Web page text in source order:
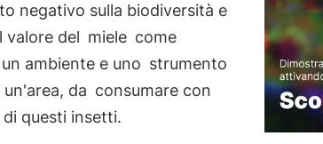
negativo sulla biodiversità e
valore del miele come
ambiente e uno strumento
da consumare con
questi insetti.